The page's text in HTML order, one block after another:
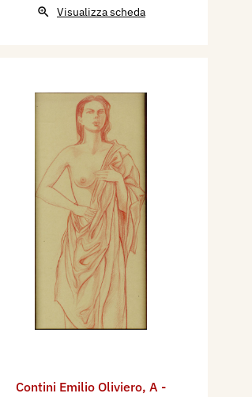
Visualizza scheda
Contini Emilio Oliviero, A -